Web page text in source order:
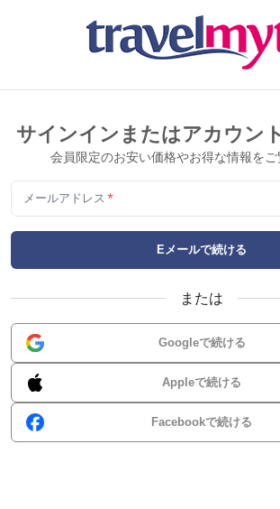
サインインまたはアカウン
会員限定のお安い価格やお得な情報をご
メールアドレス *
Eメールで続ける
または
Googleで続ける
Appleで続ける
Facebookで続ける